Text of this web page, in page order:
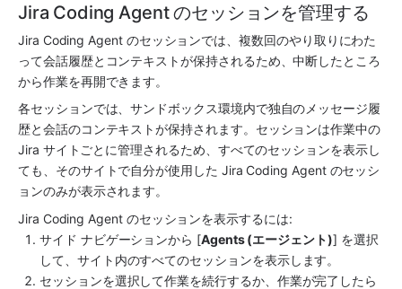
Jira Coding Agent のセッションを管理する
Jira Coding Agent のセッションでは、複数回のやり取りにわた
って会話履歴とコンテキストが保持されるため、中断したところ
から作業を再開できます。
各セッションでは、サンドボックス環境内で独自のメッセージ履
歴と会話のコンテキストが保持されます。セッションは作業中の
Jira サイトごとに管理されるため、すべてのセッションを表示し
ても、そのサイトで自分が使用した Jira Coding Agent のセッシ
ョンのみが表示されます。
Jira Coding Agent のセッションを表示するには:
サイド ナビゲーションから [Agents (エージェント)] を選択
して、サイト内のすべてのセッションを表示します。
セッションを選択して作業を続行するか、作業が完了したら